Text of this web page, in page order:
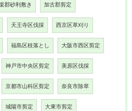
郡砂利敷き 加古郡剪定
天王寺区伐採 西京区草刈り
福島区枝落とし 大阪市西区剪定
神戸市中央区剪定 美原区伐採
京都市山科区剪定 奈良市除草
城陽市剪定 大東市剪定